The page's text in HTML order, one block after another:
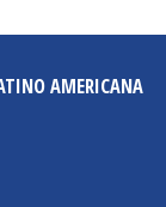
AMERICANA